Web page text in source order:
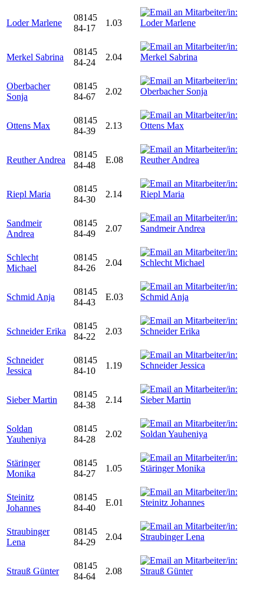
Loder Marlene
08145
84-17
1.03
Merkel Sabrina
08145
84-24
2.04
Oberbacher
Sonja
08145
84-67
2.02
Ottens Max
08145
84-39
2.13
Reuther Andrea
08145
84-48
E.08
Riepl Maria
08145
84-30
2.14
Sandmeir
Andrea
08145
84-49
2.07
Schlecht
Michael
08145
84-26
2.04
Schmid Anja
08145
84-43
E.03
Schneider Erika
08145
84-22
2.03
Schneider
Jessica
08145
84-10
1.19
Sieber Martin
08145
84-38
2.14
Soldan
Yauheniya
08145
84-28
2.02
Stäringer
Monika
08145
84-27
1.05
Steinitz
Johannes
08145
84-40
E.01
Straubinger
Lena
08145
84-29
2.04
Strauß Günter
08145
84-64
2.08